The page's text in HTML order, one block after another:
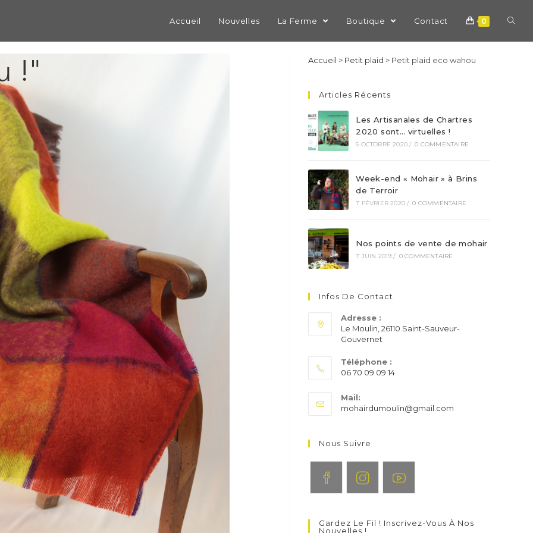
Accueil Nouvelles La Ferme Boutique Contact 0
Accueil > Petit plaid > Petit plaid eco wahou
Articles Récents
Les Artisanales de Chartres
2020 sont… virtuelles !
5 OCTOBRE 2020 / 0 COMMENTAIRE
Week-end « Mohair » à Brins
de Terroir
7 FÉVRIER 2020 / 0 COMMENTAIRE
Nos points de vente de mohair
7 JUIN 2019 / 0 COMMENTAIRE
Infos De Contact
Adresse :
Le Moulin, 26110 Saint-Sauveur-
Gouvernet
Téléphone :
06 70 09 09 14
dans
votre
Mail:
mohairdumoulin@gmail.com
Nous Suivre
un
un
Gardez Le Fil ! Inscrivez-Vous À Nos
Nouvelles !